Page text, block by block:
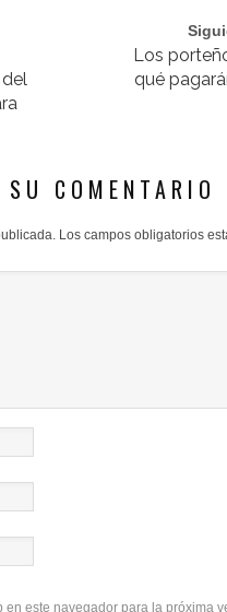
Los
qué
SU COMENTARIO
Los campos obligatorios
este navegador para la próxima